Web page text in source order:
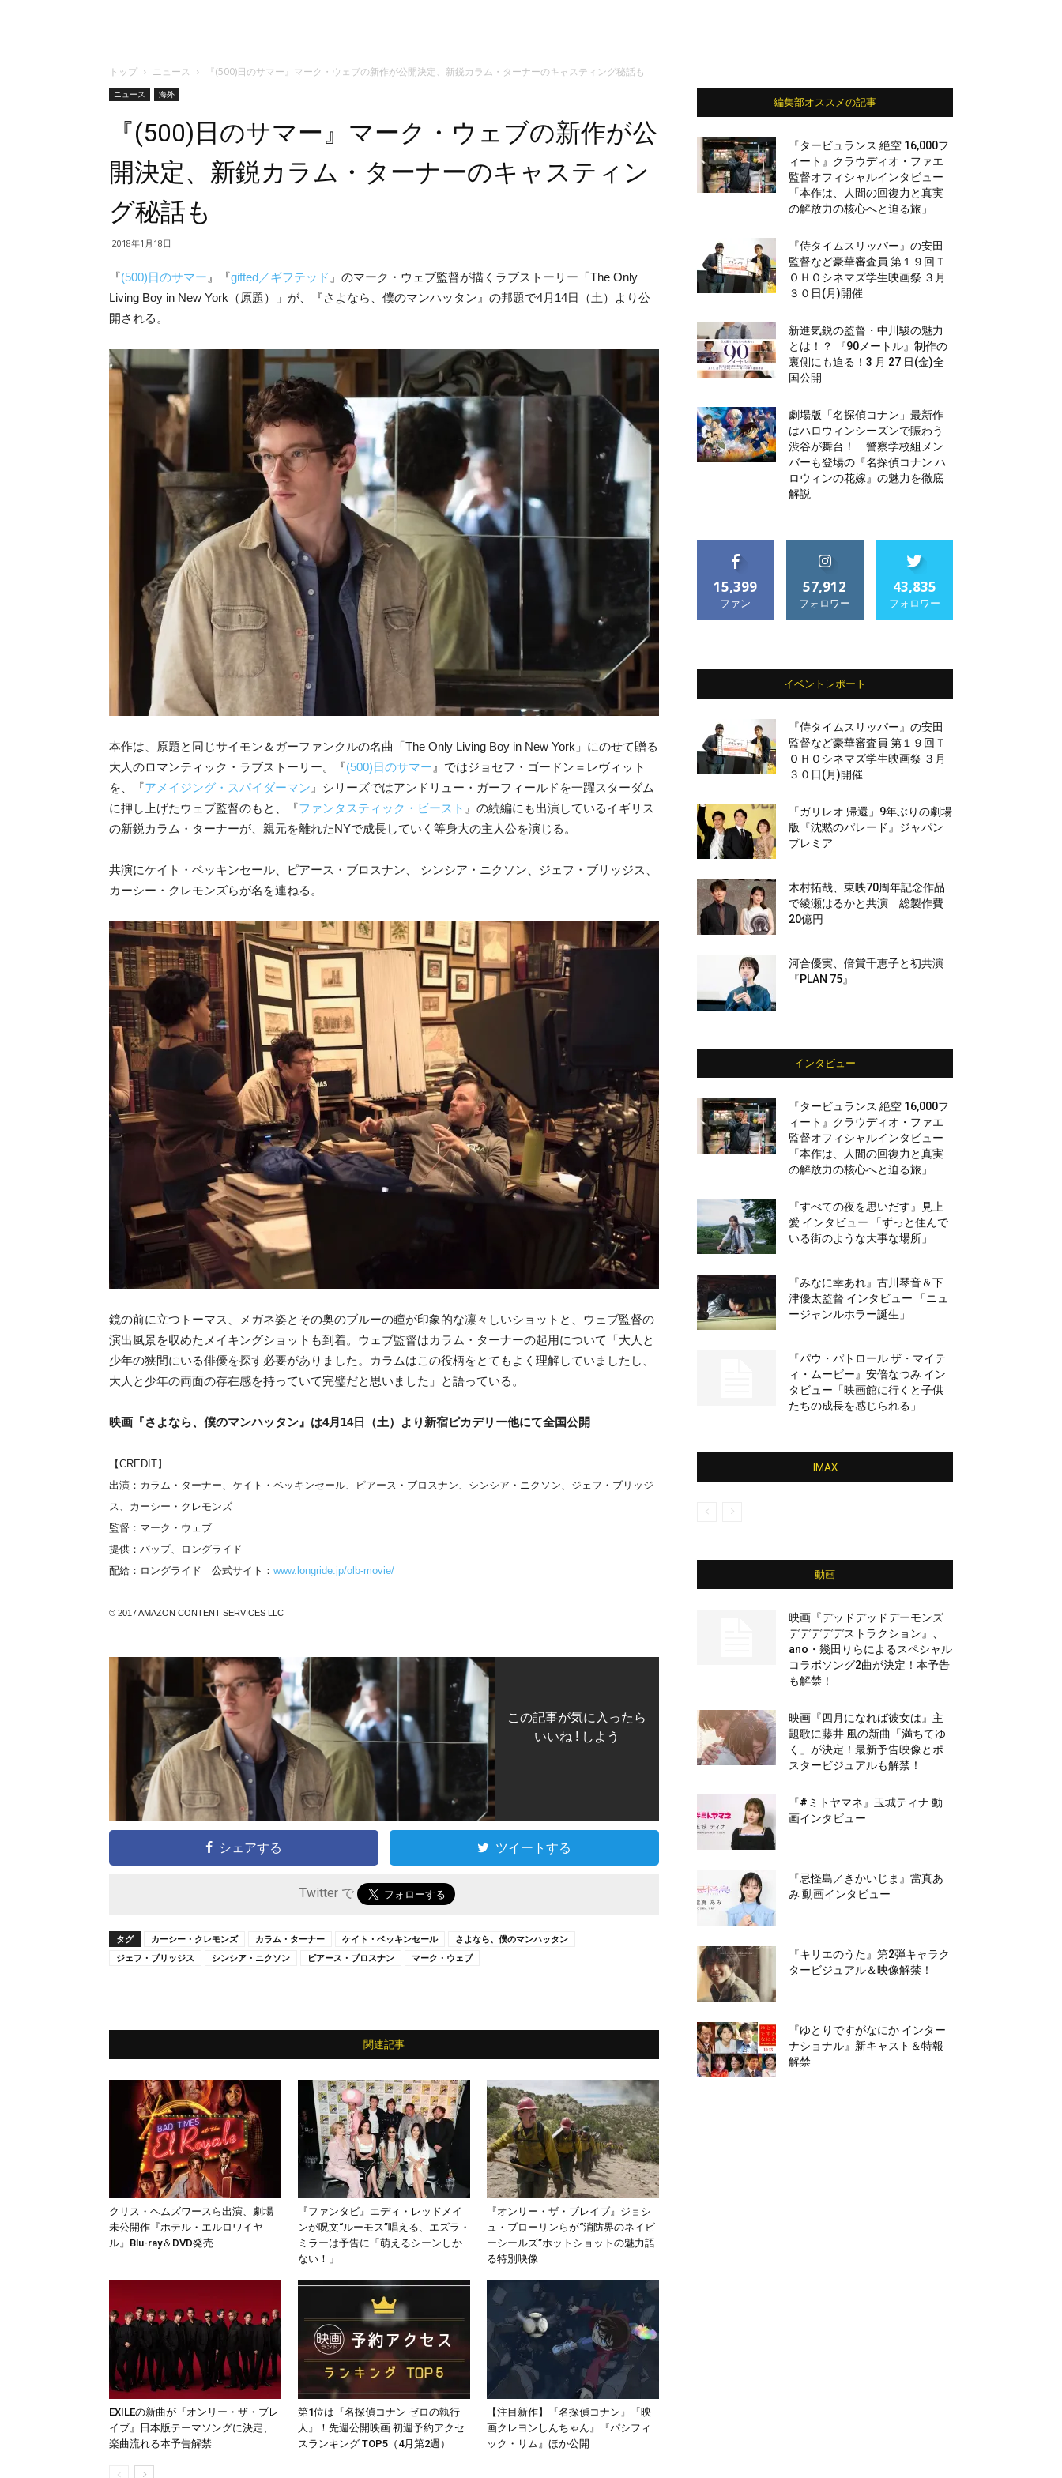
トップ ニュース 『(500)日のサマー』マーク・ウェブの新作が公開決定、新鋭カラム・ターナーのキャスティング秘話も
ニュース 海外
『(500)日のサマー』マーク・ウェブの新作が公
開決定、新鋭カラム・ターナーのキャスティン
グ秘話も
2018年1月18日
『(500)日のサマー 』『gifted／ギフテッド 』のマーク・ウェブ監督が描くラブストーリー「The Only
Living Boy in New York（原題）」が、『さよなら、僕のマンハッタン』の邦題で4月14日（土）より公
開される。
本作は、原題と同じサイモン＆ガーファンクルの名曲「The Only Living Boy in New York」にのせて贈る
大人のロマンティック・ラブストーリー。『(500)日のサマー 』ではジョセフ・ゴードン＝レヴィット
を、『アメイジング・スパイダーマン 』シリーズではアンドリュー・ガーフィールドを一躍スターダム
に押し上げたウェブ監督のもと、『ファンタスティック・ビースト 』の続編にも出演しているイギリス
の新鋭カラム・ターナーが、親元を離れたNYで成長していく等身大の主人公を演じる。
共演にケイト・ベッキンセール、ピアース・ブロスナン、 シンシア・ニクソン、ジェフ・ブリッジス、
カーシー・クレモンズらが名を連ねる。
鏡の前に立つトーマス、メガネ姿とその奥のブルーの瞳が印象的な凛々しいショットと、ウェブ監督の
演出風景を収めたメイキングショットも到着。ウェブ監督はカラム・ターナーの起用について「大人と
少年の狭間にいる俳優を探す必要がありました。カラムはこの役柄をとてもよく理解していましたし、
大人と少年の両面の存在感を持っていて完璧だと思いました」と語っている。
映画『さよなら、僕のマンハッタン』は4月14日（土）より新宿ピカデリー他にて全国公開
【CREDIT】
出演：カラム・ターナー、ケイト・ベッキンセール、ピアース・ブロスナン、シンシア・ニクソン、ジェフ・ブリッジ
ス、カーシー・クレモンズ
監督：マーク・ウェブ
提供：バップ、ロングライド
配給：ロングライド 公式サイト： www.longride.jp/olb-movie/
© 2017 AMAZON CONTENT SERVICES LLC
この記事が気に入ったら
いいね ! しよう
シェアする ツイートする
Twitter で
タグ カーシー・クレモンズ カラム・ターナー ケイト・ベッキンセール
さよなら、僕のマンハッタン
ジェフ・ブリッジス
シンシア・ニクソン ピアース・ブロスナン マーク・ウェブ
関連記事
クリス・ヘムズワースら出演、劇場
未公開作『ホテル・エルロワイヤ
ル』Blu-ray＆DVD発売
『ファンタビ』エディ・レッドメイ
ンが呪文“ルーモス”唱える、エズラ・
ミラーは予告に「萌えるシーンしか
ない！」
『オンリー・ザ・ブレイブ』ジョシ
ュ・ブローリンらが“消防界のネイビ
ーシールズ”ホットショットの魅力語
る特別映像
EXILEの新曲が『オンリー・ザ・ブレ
イブ』日本版テーマソングに決定、
楽曲流れる本予告解禁
第1位は『名探偵コナン ゼロの執行
人』！先週公開映画 初週予約アクセ
スランキング TOP5（4月第2週）
【注目新作】『名探偵コナン』『映
画クレヨンしんちゃん』『パシフィ
ック・リム』ほか公開
編集部オススメの記事
『タービュランス 絶空 16,000フ
ィート』クラウディオ・ファエ
監督オフィシャルインタビュー
「本作は、人間の回復力と真実
の解放力の核心へと迫る旅」
『侍タイムスリッパー』の安田
監督など豪華審査員 第１９回Ｔ
ＯＨＯシネマズ学生映画祭 ３月
３０日(月)開催
新進気鋭の監督・中川駿の魅力
とは！？ 『90メートル』制作の
裏側にも迫る！3 月 27 日(金)全
国公開
劇場版「名探偵コナン」最新作
はハロウィンシーズンで賑わう
渋谷が舞台！ 警察学校組メン
バーも登場の『名探偵コナン ハ
ロウィンの花嫁』の魅力を徹底
解説
15,399
ファン
57,912
フォロワー
43,835
フォロワー
イベントレポート
『侍タイムスリッパー』の安田
監督など豪華審査員 第１９回Ｔ
ＯＨＯシネマズ学生映画祭 ３月
３０日(月)開催
「ガリレオ 帰還」9年ぶりの劇場
版『沈黙のパレード』ジャパン
プレミア
木村拓哉、東映70周年記念作品
で綾瀬はるかと共演 総製作費
20億円
河合優実、倍賞千恵子と初共演
『PLAN 75』
インタビュー
『タービュランス 絶空 16,000フ
ィート』クラウディオ・ファエ
監督オフィシャルインタビュー
「本作は、人間の回復力と真実
の解放力の核心へと迫る旅」
『すべての夜を思いだす』見上
愛 インタビュー 「ずっと住んで
いる街のような大事な場所」
『みなに幸あれ』古川琴音＆下
津優太監督 インタビュー 「ニュ
ージャンルホラー誕生」
『パウ・パトロール ザ・マイテ
ィ・ムービー』安倍なつみ イン
タビュー「映画館に行くと子供
たちの成長を感じられる」
IMAX
動画
映画『デッドデッドデーモンズ
デデデデデストラクション』、
ano・幾田りらによるスペシャル
コラボソング2曲が決定！本予告
も解禁！
映画『四月になれば彼女は』主
題歌に藤井 風の新曲「満ちてゆ
く」が決定！最新予告映像とポ
スタービジュアルも解禁！
『#ミトヤマネ』玉城ティナ 動
画インタビュー
『忌怪島／きかいじま』當真あ
み 動画インタビュー
『キリエのうた』第2弾キャラク
タービジュアル＆映像解禁！
『ゆとりですがなにか インター
ナショナル』新キャスト＆特報
解禁